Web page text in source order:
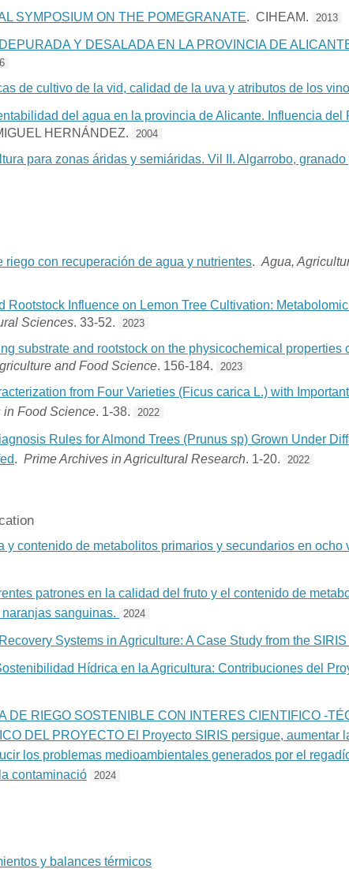
SYMPOSIUM ON THE POMEGRANATE. CIHEAM. 2013
Y DESALADA EN LA PROVINCIA DE
de cultivo de la vid, calidad de la uva y atributos de los
del agua en la provincia de Alicante. Influencia
HERNÁNDEZ.
2004
para zonas áridas y semiáridas. Vil II. Algarrobo,
riego con recuperación de agua y nutrientes. Agua,
Rootstock Influence on Lemon Tree Cultivation:
Sciences. 33-52. 2023
substrate and rootstock on the physicochemical properties
and Food Science. 156-184. 2023
from Four Varieties (Ficus carica L.) with
in Food Science. 1-38. 2022
Rules for Almond Trees (Prunus sp) Grown Under
. Prime Archives in Agricultural Research. 1-20. 2022
y contenido de metabolitos primarios y secundarios en ocho
patrones en la calidad del fruto y el contenido de
sanguinas.
2024
Systems in Agriculture: A Case Study from the
Hídrica en la Agricultura: Contribuciones del
DE RIEGO SOSTENIBLE CON INTERES CIENTIFICO -
DEL PROYECTO El Proyecto SIRIS persigue, aumentar
los problemas medioambientales generados por el
contaminació
2024
y balances térmicos